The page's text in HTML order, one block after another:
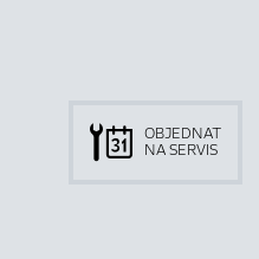
OBJEDNAT
NA SERVIS